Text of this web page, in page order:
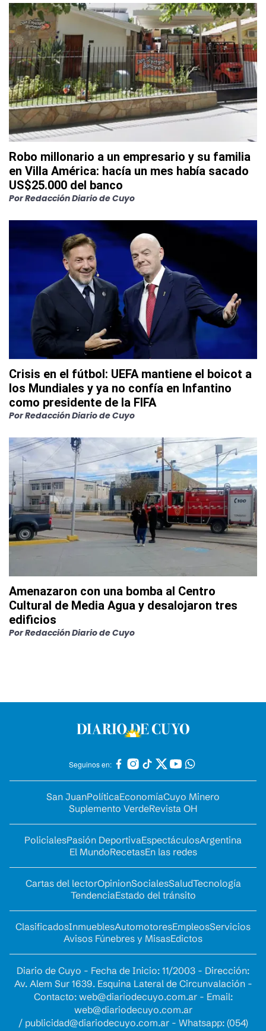
Robo millonario a un empresario y su familia
en Villa América: hacía un mes había sacado
US$25.000 del banco
PorRedacción Diario de Cuyo
Crisis en el fútbol: UEFA mantiene el boicot a
los Mundiales y ya no confía en Infantino
como presidente de la FIFA
PorRedacción Diario de Cuyo
Amenazaron con una bomba al Centro
Cultural de Media Agua y desalojaron tres
edificios
PorRedacción Diario de Cuyo
Seguinos en:
San JuanPolíticaEconomíaCuyo Minero
Suplemento VerdeRevista OH
PolicialesPasión DeportivaEspectáculosArgentina
El MundoRecetasEn las redes
Cartas del lectorOpinionSocialesSaludTecnología
TendenciaEstado del tránsito
ClasificadosInmueblesAutomotoresEmpleosServicios
Avisos Fúnebres y MisasEdictos
Diario de Cuyo - Fecha de Inicio: 11/2003 - Dirección:
Av. Alem Sur 1639. Esquina Lateral de Circunvalación -
Contacto: web@diariodecuyo.com.ar- Email:
web@diariodecuyo.com.ar
/ publicidad@diariodecuyo.com.ar- Whatsapp: (054)